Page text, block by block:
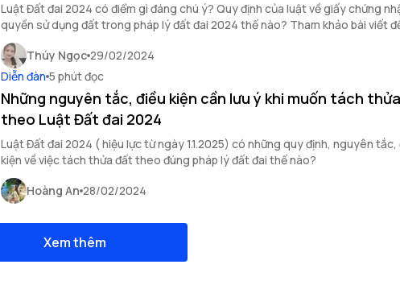
Luật Đất đai 2024 có điểm gì đáng chú ý? Quy định của luật về giấy chứng
quyền sử dụng đất trong pháp lý đất đai 2024 thế nào? Tham khảo bài viết
biết thêm thông tin.
Thúy Ngọc 29/02/2024
Diễn đàn 5 phút đọc
Những nguyên tắc, điều kiện cần lưu ý khi muốn tách thửa
theo Luật Đất đai 2024
Luật Đất đai 2024 ( hiệu lực từ ngày 1.1.2025) có những quy định, nguyên tắc,
kiện về việc tách thửa đất theo đúng pháp lý đất đai thế nào?
Hoàng An 28/02/2024
Xem thêm